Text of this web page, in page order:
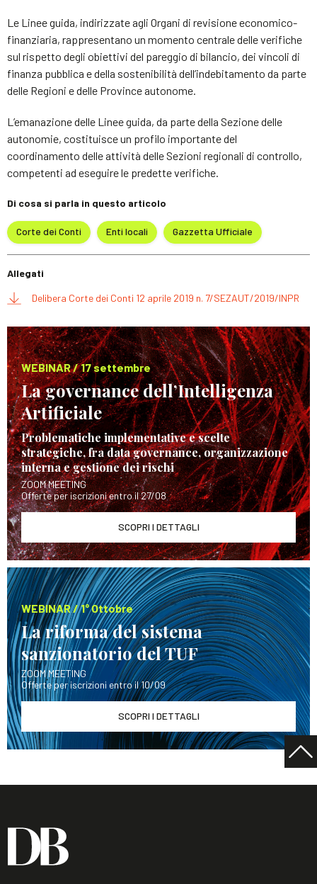
Le Linee guida, indirizzate agli Organi di revisione economico-
finanziaria, rappresentano un momento centrale delle verifiche
sul rispetto degli obiettivi del pareggio di bilancio, dei vincoli di
finanza pubblica e della sostenibilità dell’indebitamento da parte
delle Regioni e delle Province autonome.
L’emanazione delle Linee guida, da parte della Sezione delle
autonomie, costituisce un profilo importante del
coordinamento delle attività delle Sezioni regionali di controllo,
competenti ad eseguire le predette verifiche.
Di cosa si parla in questo articolo
Corte dei Conti Enti locali Gazzetta Ufficiale
Allegati
Delibera Corte dei Conti 12 aprile 2019 n. 7/SEZAUT/2019/INPR
WEBINAR / 17 settembre
La governance dell’Intelligenza
Artificiale
Problematiche implementative e scelte
strategiche, fra data governance, organizzazione
interna e gestione dei rischi
ZOOM MEETING
Offerte per iscrizioni entro il 27/08
SCOPRI I DETTAGLI
WEBINAR / 1° Ottobre
La riforma del sistema
sanzionatorio del TUF
ZOOM MEETING
Offerte per iscrizioni entro il 10/09
SCOPRI I DETTAGLI